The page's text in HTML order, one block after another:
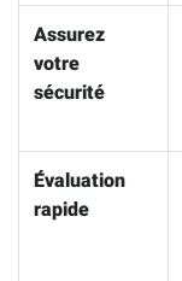
Assurez
votre
sécurité
Évaluation
rapide